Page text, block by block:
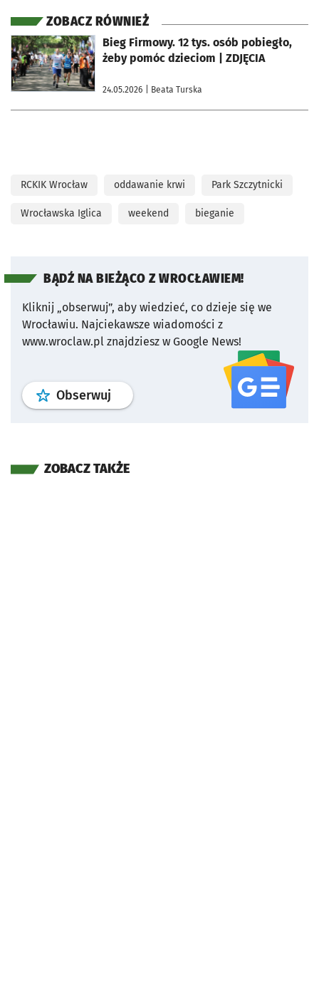
ZOBACZ RÓWNIEŻ
Bieg Firmowy. 12 tys. osób pobiegło,
żeby pomóc dzieciom | ZDJĘCIA
24.05.2026 | Beata Turska
otworzy się w nowej karcie
RCKIK Wrocław oddawanie krwi Park Szczytnicki
Wrocławska Iglica weekend bieganie
BĄDŹ NA BIEŻĄCO Z WROCŁAWIEM!
Kliknij „obserwuj”, aby wiedzieć, co dzieje się we
Wrocławiu. Najciekawsze wiadomości z
www.wroclaw.pl znajdziesz w Google News!
Obserwuj profil serwisu
ZOBACZ TAKŻE